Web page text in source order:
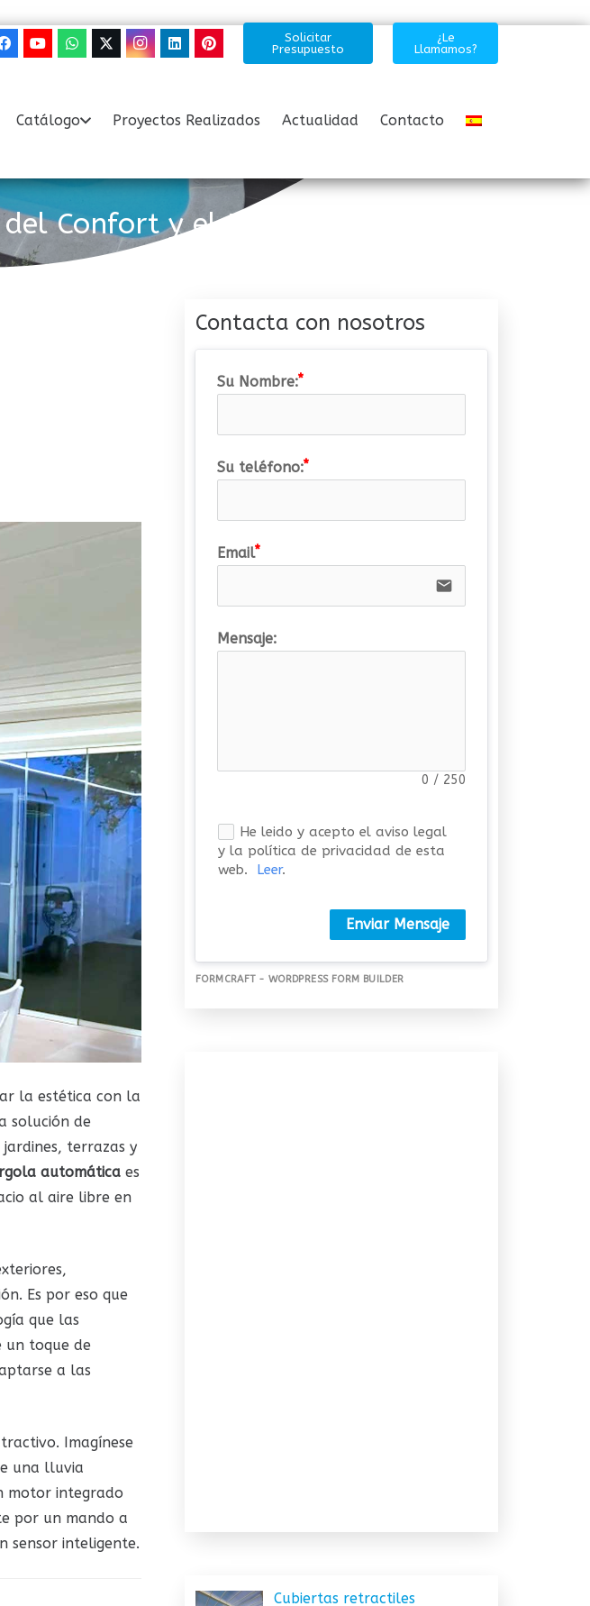
Solicitar
Presupuesto
¿Le
Llamamos?
Catálogo Proyectos Realizados Actualidad Contacto
Confort y el Diseño Exterior
la estética con la
solución de
terrazas y
automática es
al aire libre en
Es por eso que
que las
un toque de
a las
Imagínese
una lluvia
motor integrado
por un mando a
sensor inteligente.
Contacta con nosotros
Su Nombre:
Su teléfono:
Email
email
Mensaje:
0 / 250
He leido y acepto el aviso legal
y la política de privacidad de esta
web.
Leer.
Enviar Mensaje
FORMCRAFT - WORDPRESS FORM BUILDER
Cubiertas retractiles